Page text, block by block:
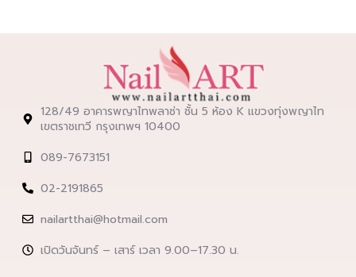
128/49 อาคารพญาไทพลาซ่า ชั้น 5 ห้อง K แขวงทุ่งพญาไท
เขตราชเทวี กรุงเทพฯ 10400
089-7673151
02-2191865
nailartthai@hotmail.com
เปิดวันจันทร์ – เสาร์ เวลา 9.00–17.30 น.